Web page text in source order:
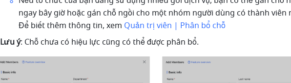
ngay bây giờ hoặc gán chỗ ngồi cho một nhóm người dùng có thành viên
Để biết thêm thông tin, xem Quản trị viên | Phân bổ chỗ
Lưu ý: Chỗ chưa có hiệu lực cũng có thể được phân bổ.